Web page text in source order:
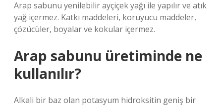
Arap sabunu yenilebilir ayçiçek yağı ile yapılır ve atık
yağ içermez. Katkı maddeleri, koruyucu maddeler,
çözücüler, boyalar ve kokular içermez.
Arap sabunu üretiminde ne
kullanılır?
Alkali bir baz olan potasyum hidroksitin geniş bir